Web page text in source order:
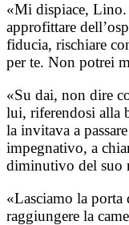
«Mi dispiace, Lino.
approfittare
fiducia, rischiare
per te. Non potrei
«Su dai, non dire
lui, riferendosi alla
la invitava a
impegnativo, a
diminutivo del suo
«Lasciamo la porta
raggiungere la